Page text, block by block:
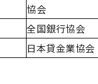
協会
全国銀行協会
日本貸金業協会